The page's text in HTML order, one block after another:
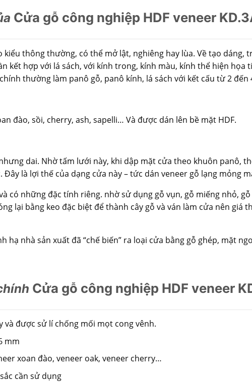
Cửa gỗ công nghiệp HDF veneer
kiểu thông thường, có thể mở lật, nghiêng hay lùa. Về tạo dáng,
kết hợp với lá sách, với kính trong, kính màu, kính thể hiện
thường làm panô gỗ, panô kính, lá sách với kết cấu từ 2 đến
đào, sồi, cherry, ash, sapelli… Và được dán lên bề mặt HDF.
dai. Nhờ tấm lưới này, khi dập mặt cửa theo khuôn panô,
Đây là lợi thế của dạng cửa này – tức dán veneer gỗ lạng mỏng
có những đặc tính riêng. nhờ sử dụng gỗ vụn, gỗ miếng nhỏ,
lại bằng keo đặc biệt để thành cây gỗ và ván làm cửa nên giá
hạ nhà sản xuất đã “chế biến” ra loại cửa bằng gỗ ghép, mặt
Cửa gỗ công nghiệp HDF veneer
được sử lí chống mối mọt cong vênh.
mm
xoan đào, veneer oak, veneer cherry…
cần sử dụng